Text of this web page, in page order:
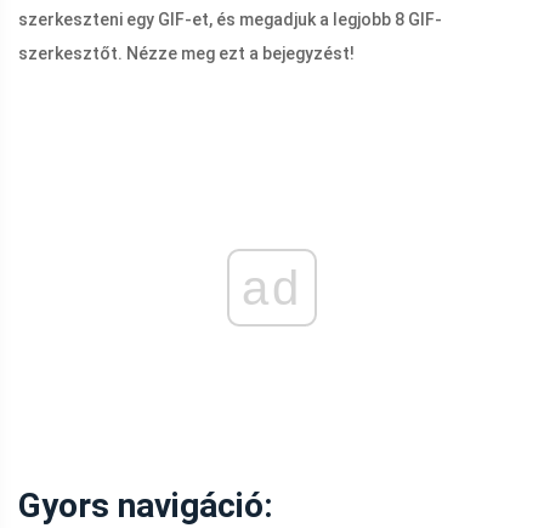
szerkeszteni egy GIF-et, és megadjuk a legjobb 8 GIF-
szerkesztőt. Nézze meg ezt a bejegyzést!
ad
Gyors navigáció: